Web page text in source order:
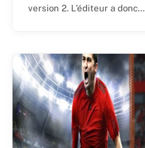
version 2. L’éditeur a donc…